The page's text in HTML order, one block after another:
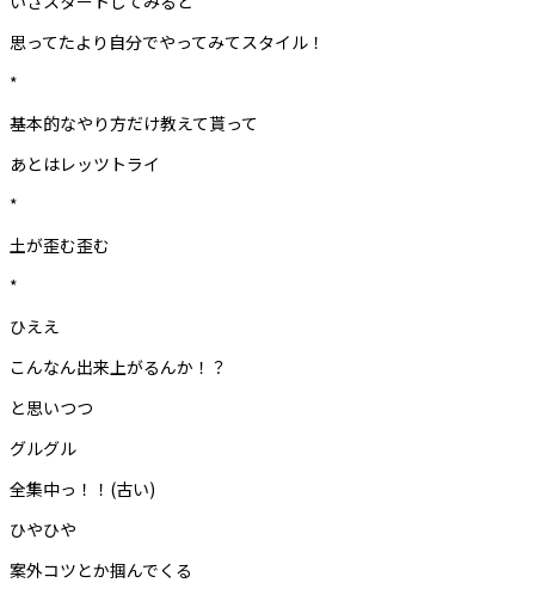
思ってたより自分でやってみてスタイル！
*
基本的なやり方だけ教えて貰って
あとはレッツトライ
*
土が歪む歪む
*
ひええ
こんなん出来上がるんか！？
と思いつつ
グルグル
全集中っ！！(古い)
ひやひや
案外コツとか掴んでくる